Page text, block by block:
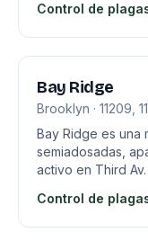
Control de
Bay Ridge
Brooklyn · 11209,
Bay Ridge es una
semiadosadas,
activo en Third
Control de